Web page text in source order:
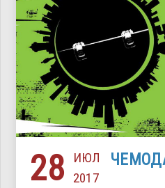
28
ИЮЛ
2017